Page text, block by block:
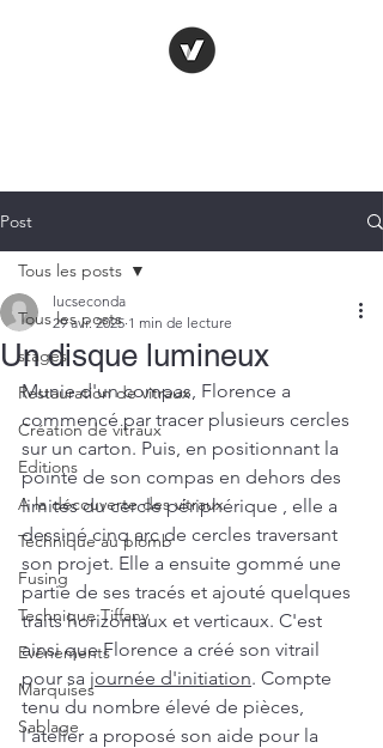
Post
Tous les posts
stages
Restauration de vitraux
Création de vitraux
Editions
A la découverte des vitraux
Technique au plomb
Fusing
Technique Tiffany
Evénements
Marquises
Sablage
Tous les posts
Un disque lumineux
lucseconda
29 avr. 2025 1 min de lecture
Munie d'un compas, Florence a
commencé par tracer plusieurs cercles
sur un carton. Puis, en positionnant la
pointe de son compas en dehors des
limites du cercle périphérique , elle a
dessiné cinq arc de cercles traversant
son projet. Elle a ensuite gommé une
partie de ses tracés et ajouté quelques
traits horizontaux et verticaux. C'est
ainsi que Florence a créé son vitrail
pour sa journée d'initiation. Compte
tenu du nombre élevé de pièces,
l'atelier a proposé son aide pour la